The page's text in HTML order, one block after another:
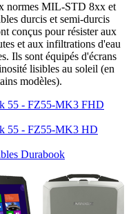
normes MIL-STD 8xx et
durcis et semi-durcis
conçus pour résister aux
et aux infiltrations d'eau
Ils sont équipés d'écrans
lisibles au soleil (en
modèles).
55 - FZ55-MK3 FHD
55 - FZ55-MK3 HD
Durabook